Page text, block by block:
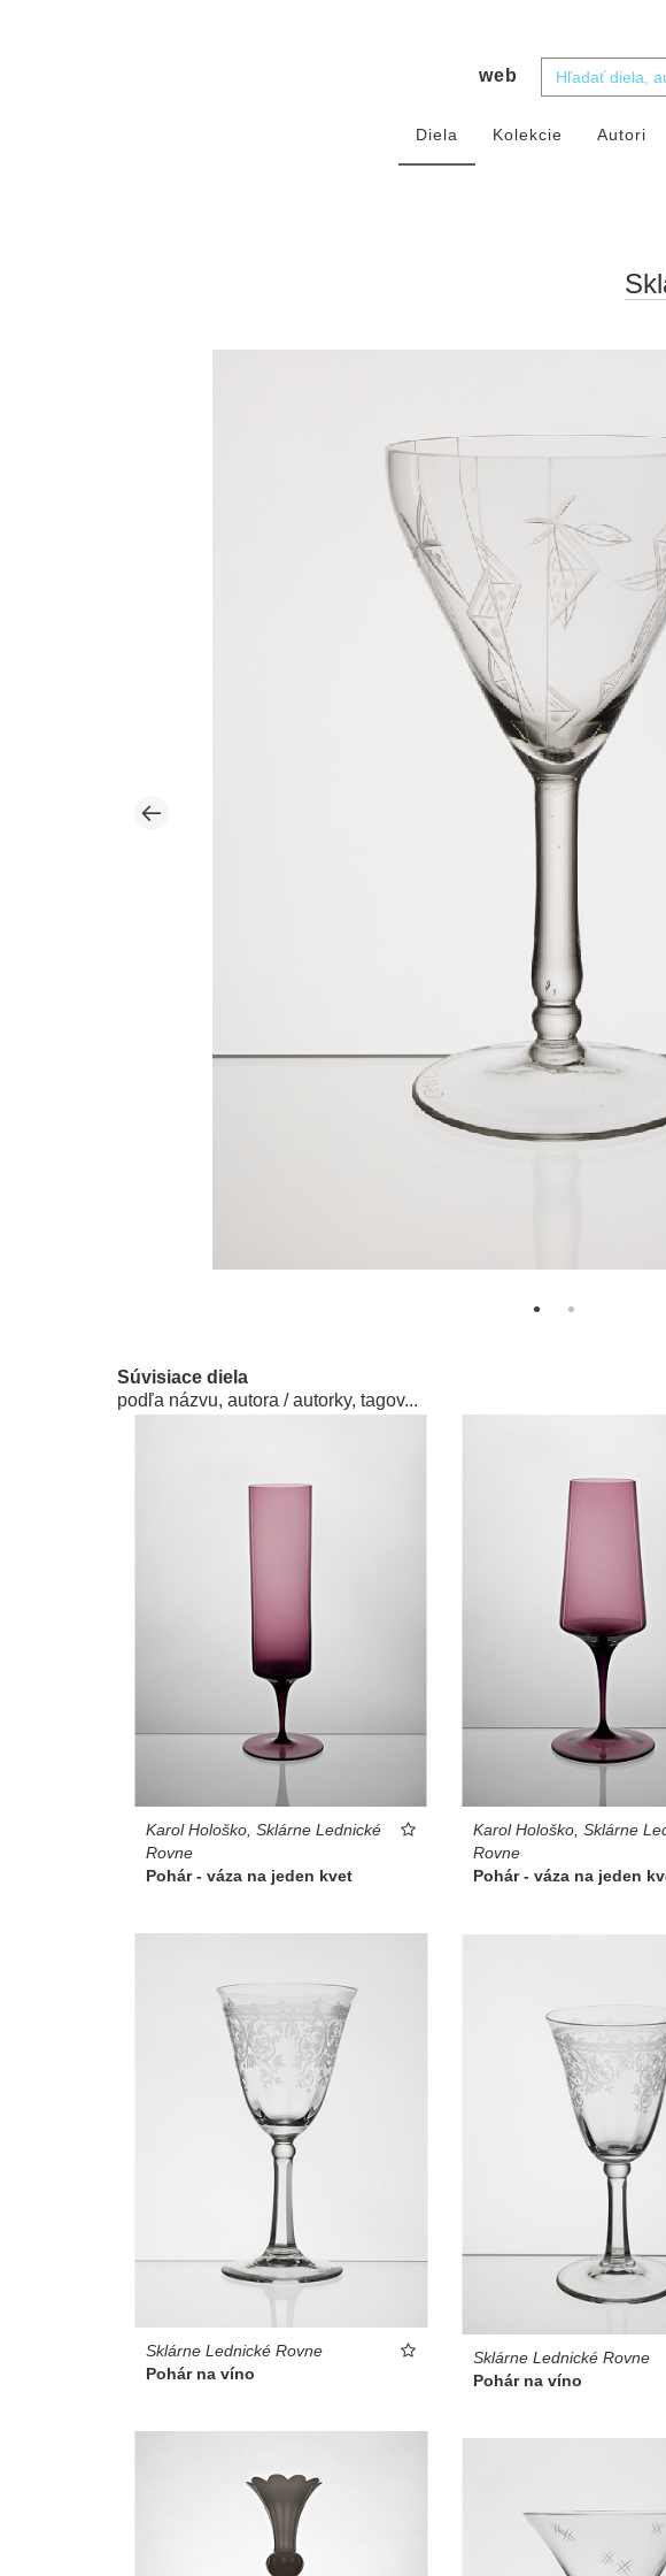
web
Diela Kolekcie Autori
Súvisiace diela
podľa názvu, autora / autorky, tagov...
Karol Hološko, Sklárne Lednické
Rovne
Pohár - váza na jeden kvet
Karol Hološko, Sklárne
Rovne
Pohár - váza na jeden
Sklárne Lednické Rovne
Pohár na víno
Sklárne Lednické Rovne
Pohár na víno